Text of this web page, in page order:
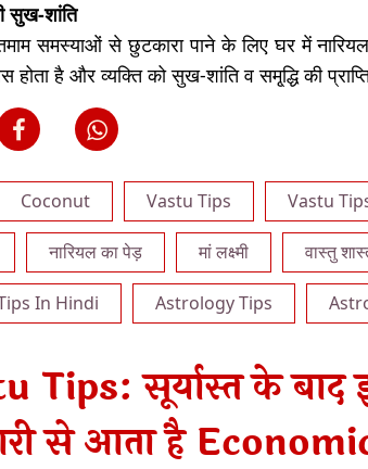
सुख-शांति
समस्याओं से छुटकारा पाने के लिए घर में
होता है और व्यक्ति को सुख-शांति व समृ्द्धि की
Coconut Vastu Tips Vastu
नारियल का पेड़ मां लक्ष्मी वास्तु
In Hindi Astrology Tips
Tips: सूर्यास्त के बाद
से आता है